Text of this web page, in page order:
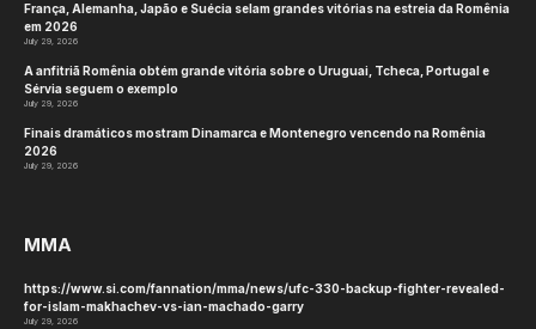
França, Alemanha, Japão e Suécia selam grandes vitórias na estreia da Romênia
em 2026
July 29, 2026
A anfitriã Romênia obtém grande vitória sobre o Uruguai, Tcheca, Portugal e
Sérvia seguem o exemplo
July 29, 2026
Finais dramáticos mostram Dinamarca e Montenegro vencendo na Romênia
2026
July 29, 2026
MMA
https://www.si.com/fannation/mma/news/ufc-330-backup-fighter-revealed-
for-islam-makhachev-vs-ian-machado-garry
July 29, 2026